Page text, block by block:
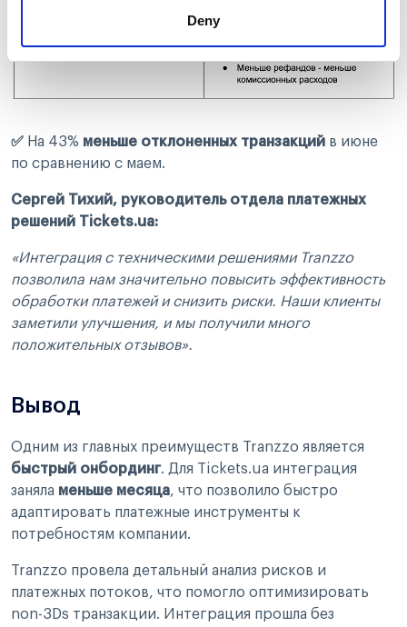
Deny
✅ На 43% меньше отклоненных транзакций в июне
по сравнению с маем.
Сергей Тихий, руководитель отдела платежных
решений Tickets.ua:
«Интеграция с техническими решениями Tranzzo
позволила нам значительно повысить эффективность
обработки платежей и снизить риски. Наши клиенты
заметили улучшения, и мы получили много
положительных отзывов».
Вывод
Одним из главных преимуществ Tranzzo является
быстрый онбординг. Для Tickets.ua интеграция
заняла меньше месяца, что позволило быстро
адаптировать платежные инструменты к
потребностям компании.
Tranzzo провела детальный анализ рисков и
платежных потоков, что помогло оптимизировать
non-3Ds транзакции. Интеграция прошла без